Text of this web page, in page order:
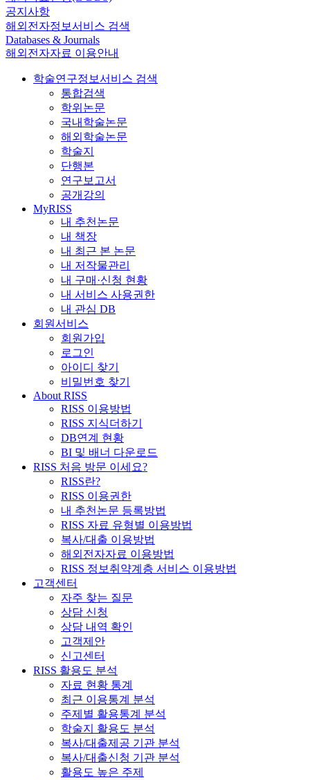
공지사항
해외전자정보서비스 검색
Databases & Journals
해외전자자료 이용안내
학술연구정보서비스 검색
통합검색
학위논문
국내학술논문
해외학술논문
학술지
단행본
연구보고서
공개강의
MyRISS
내 추천논문
내 책장
내 최근 본 논문
내 저작물관리
내 구매·신청 현황
내 서비스 사용권한
내 관심 DB
회원서비스
회원가입
로그인
아이디 찾기
비밀번호 찾기
About RISS
RISS 이용방법
RISS 지식더하기
DB연계 현황
BI 및 배너 다운로드
RISS 처음 방문 이세요?
RISS란?
RISS 이용권한
내 추천논문 등록방법
RISS 자료 유형별 이용방법
복사/대출 이용방법
해외전자자료 이용방법
RISS 정보취약계층 서비스 이용방법
고객센터
자주 찾는 질문
상담 신청
상담 내역 확인
고객제안
신고센터
RISS 활용도 분석
자료 현황 통계
최근 이용통계 분석
주제별 활용통계 분석
학술지 활용도 분석
복사/대출제공 기관 분석
복사/대출신청 기관 분석
활용도 높은 주제